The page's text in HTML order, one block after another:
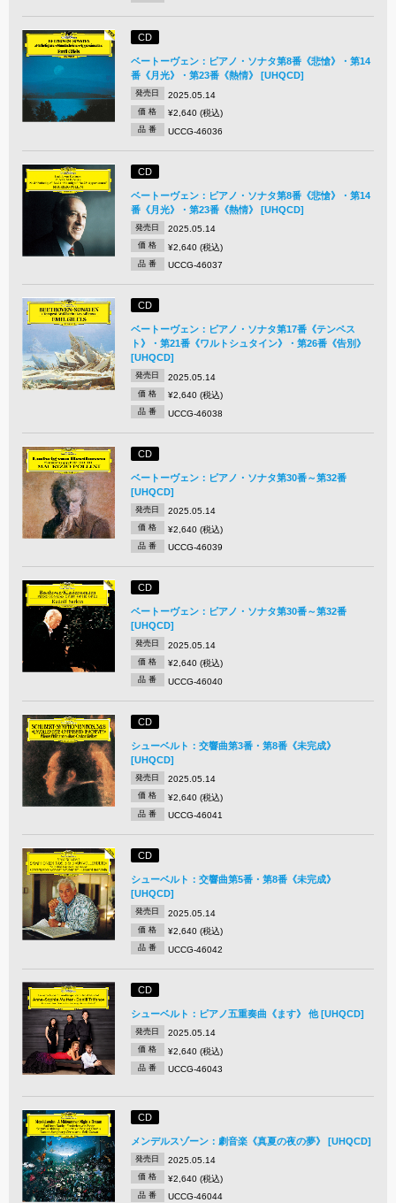
CD
ベートーヴェン：ピアノ・ソナタ第8番《悲愴》・第14
番《月光》・第23番《熱情》 [UHQCD]
発売日 2025.05.14
価 格 ¥2,640 (税込)
品 番 UCCG-46036
CD
ベートーヴェン：ピアノ・ソナタ第8番《悲愴》・第14
番《月光》・第23番《熱情》 [UHQCD]
発売日 2025.05.14
価 格 ¥2,640 (税込)
品 番 UCCG-46037
CD
ベートーヴェン：ピアノ・ソナタ第17番《テンペス
ト》・第21番《ワルトシュタイン》・第26番《告別》
[UHQCD]
発売日 2025.05.14
価 格 ¥2,640 (税込)
品 番 UCCG-46038
CD
ベートーヴェン：ピアノ・ソナタ第30番～第32番
[UHQCD]
発売日 2025.05.14
価 格 ¥2,640 (税込)
品 番 UCCG-46039
CD
ベートーヴェン：ピアノ・ソナタ第30番～第32番
[UHQCD]
発売日 2025.05.14
価 格 ¥2,640 (税込)
品 番 UCCG-46040
CD
シューベルト：交響曲第3番・第8番《未完成》
[UHQCD]
発売日 2025.05.14
価 格 ¥2,640 (税込)
品 番 UCCG-46041
CD
シューベルト：交響曲第5番・第8番《未完成》
[UHQCD]
発売日 2025.05.14
価 格 ¥2,640 (税込)
品 番 UCCG-46042
CD
シューベルト：ピアノ五重奏曲《ます》 他 [UHQCD]
発売日 2025.05.14
価 格 ¥2,640 (税込)
品 番 UCCG-46043
CD
メンデルスゾーン：劇音楽《真夏の夜の夢》 [UHQCD]
発売日 2025.05.14
価 格 ¥2,640 (税込)
品 番 UCCG-46044